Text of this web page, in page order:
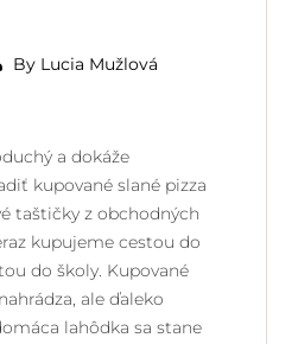
By Lucia Mužlová
a dokáže
kupované slané pizza
taštičky z obchodných
kupujeme cestou do
do školy. Kupované
ale ďaleko
lahôdka sa stane